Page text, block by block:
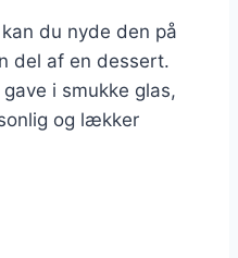
du nyde den på
del af en dessert.
i smukke glas,
og lækker